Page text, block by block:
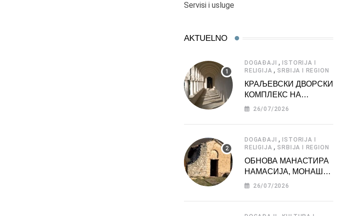
Servisi i usluge
AKTUELNO
DOGAĐAJI , ISTORIJA I
RELIGIJA , SRBIJA I REGION
КРАЉЕВСКИ ДВОРСКИ
КОМПЛЕКС НА
ДЕДИЊУ –
АТРАКЦИЈА
26/07/2026
DOGAĐAJI , ISTORIJA I
RELIGIJA , SRBIJA I REGION
ОБНОВА МАНАСТИРА
НАМАСИЈА, МОНАШКЕ
ЗАДУЖБИНЕ
26/07/2026